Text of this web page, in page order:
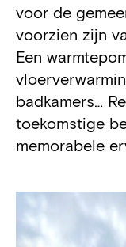
voor de
voorzien zijn
Een
badkamers…
toekomstige
memorabele